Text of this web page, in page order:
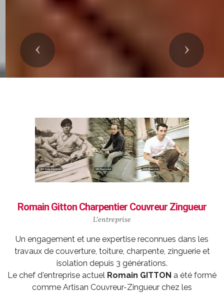
Précedent Suivant
Romain Gitton Charpentier Couvreur Zingueur
L'entreprise
Un engagement et une expertise reconnues dans les
travaux de couverture, toiture, charpente, zinguerie et
isolation depuis 3 générations.
Le chef d'entreprise actuel Romain GITTON a été formé
comme Artisan Couvreur-Zingueur chez les